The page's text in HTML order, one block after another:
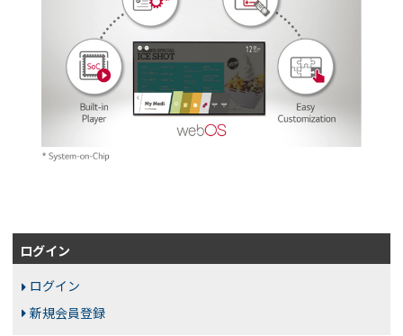
ログイン
ログイン
新規会員登録